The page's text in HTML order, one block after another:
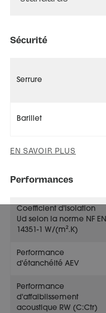
Sécurité
Serrure
Barillet
EN SAVOIR PLUS
Performances
Coefficient d'isolation
Ud selon la norme NF EN
14351-1 W/(m².K)
Performance
d'étanchéité AEV
Performance
d'affaiblissement
acoustique RW (C:Ctr)